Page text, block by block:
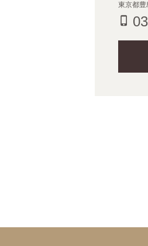
東京都
phone_iphone